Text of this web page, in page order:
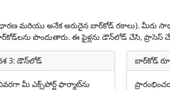
మరియు అనేక అరుదైన బార్‌కోడ్ రకాలు). మీరు
పొందుతారు. ఈ ఫైళ్లను డౌన్‌లోడ్ చేసి, ప్రాసెస్
3: డౌన్‌లోడ్
మీ ఎక్స్‌పోర్ట్ ఫార్మాట్‌ను
బార్‌కోడ్